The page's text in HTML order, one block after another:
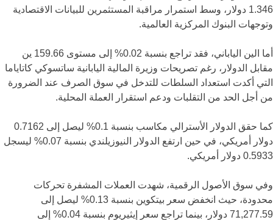
1.346 دولار، وسط استمرار مراقبة المستثمرين للبيانات الاقتصادية
وتوجهات البنوك المركزية العالمية.
أما الين الياباني، فقد تراجع بنسبة 0.02% إلى مستوى 159.66 ين
مقابل الدولار، رغم تصريحات وزيرة المالية اليابانية ساتسوكي كاتاياما
التي أكدت استعداد السلطات للتدخل في سوق الصرف عند الضرورة
من أجل الحد من التقلبات ودعم استقرار العملة المحلية.
كما حقق الدولار الأسترالي مكاسب بنسبة 0.1% ليصل إلى 0.7162
دولار أمريكي، في حين ارتفع الدولار النيوزيلندي بنسبة 0.07% ليسجل
0.5933 دولار أمريكي.
وفي سوق الأصول الرقمية، شهدت العملات المشفرة تحركات
محدودة، حيث انخفض سعر بيتكوين بنسبة 0.13% ليصل إلى
71,277.59 دولار، بينما تراجع سعر إيثيريوم بنسبة 0.04% إلى